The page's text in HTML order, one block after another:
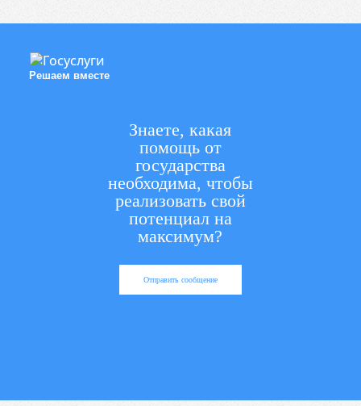
Решаем вместе
Знаете, какая
помощь от
государства
необходима, чтобы
реализовать свой
потенциал на
максимум?
Отправить сообщение